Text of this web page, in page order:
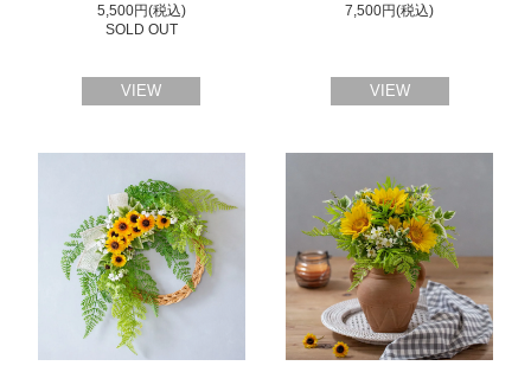
5,500円(税込)
SOLD OUT
VIEW
7,500円(税込)
VIEW